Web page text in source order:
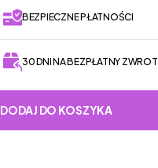
BEZPIECZNE PŁATNOŚCI
30 DNI NA BEZPŁATNY ZWROT
DODAJ DO KOSZYKA